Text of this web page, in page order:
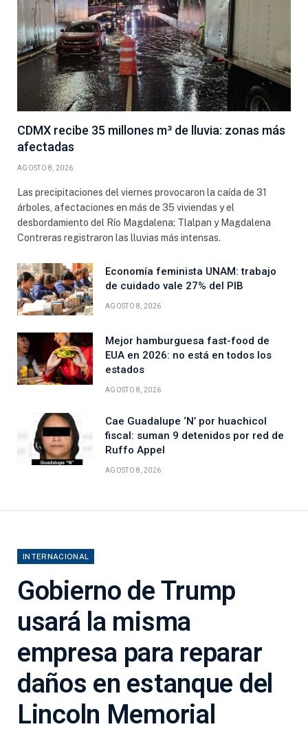
CDMX recibe 35 millones m³ de lluvia: zonas más
afectadas
AGOSTO 8, 2026
Las precipitaciones del viernes provocaron la caída de 31
árboles, afectaciones en más de 35 viviendas y el
desbordamiento del Río Magdalena; Tlalpan y Magdalena
Contreras registraron las lluvias más intensas.
Economía feminista UNAM: trabajo
de cuidado vale 27% del PIB
AGOSTO 8, 2026
Mejor hamburguesa fast-food de
EUA en 2026: no está en todos los
estados
AGOSTO 8, 2026
Cae Guadalupe ‘N’ por huachicol
fiscal: suman 9 detenidos por red de
Ruffo Appel
AGOSTO 8, 2026
INTERNACIONAL
Gobierno de Trump
usará la misma
empresa para reparar
daños en estanque del
Lincoln Memorial